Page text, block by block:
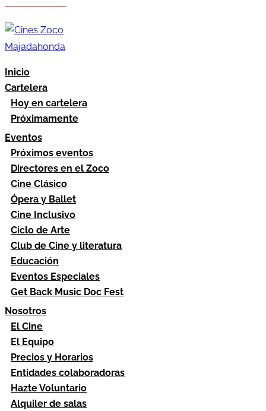
Inicio
Cartelera
Hoy en cartelera
Próximamente
Eventos
Próximos eventos
Directores en el Zoco
Cine Clásico
Ópera y Ballet
Cine Inclusivo
Ciclo de Arte
Club de Cine y literatura
Educación
Eventos Especiales
Get Back Music Doc Fest
Nosotros
El Cine
El Equipo
Precios y Horarios
Entidades colaboradoras
Hazte Voluntario
Alquiler de salas